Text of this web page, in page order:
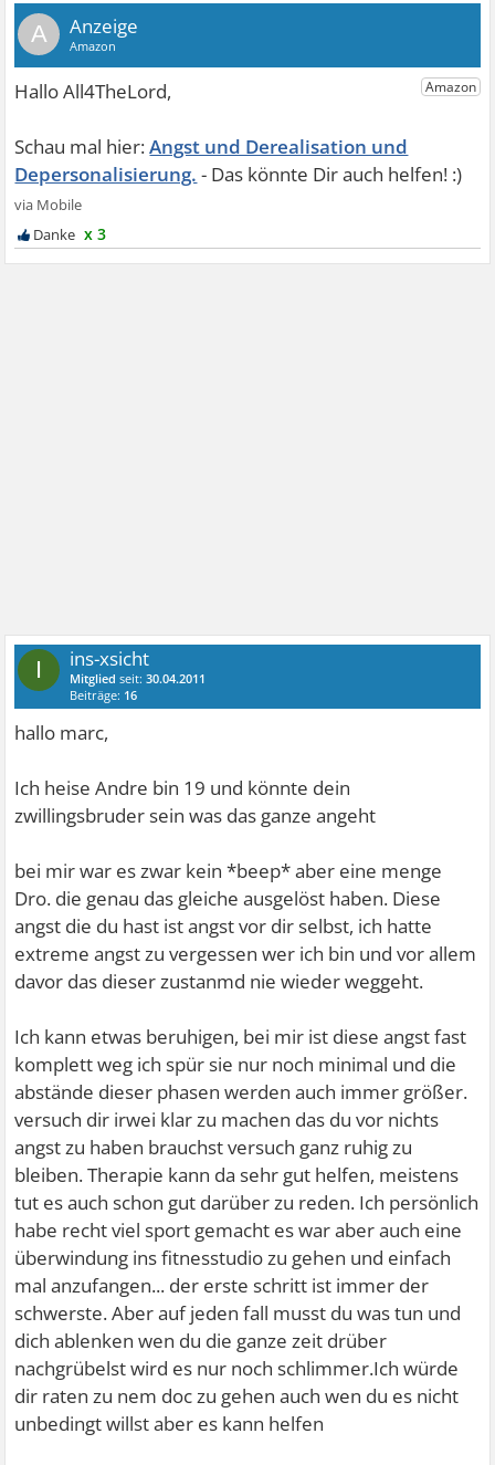
A
Angst und Derealisation und
Depersonalisierung.
x 3
I ins-xsicht
Mitglied seit:30.04.2011
Beiträge: 16
hallo marc,
Ich heise Andre bin 19 und könnte dein
zwillingsbruder sein was das ganze angeht
bei mir war es zwar kein *beep* aber eine menge
Dro. die genau das gleiche ausgelöst haben. Diese
angst die du hast ist angst vor dir selbst, ich hatte
extreme angst zu vergessen wer ich bin und vor allem
davor das dieser zustanmd nie wieder weggeht.
Ich kann etwas beruhigen, bei mir ist diese angst fast
komplett weg ich spür sie nur noch minimal und die
abstände dieser phasen werden auch immer größer.
versuch dir irwei klar zu machen das du vor nichts
angst zu haben brauchst versuch ganz ruhig zu
bleiben. Therapie kann da sehr gut helfen, meistens
tut es auch schon gut darüber zu reden. Ich persönlich
habe recht viel sport gemacht es war aber auch eine
überwindung ins fitnesstudio zu gehen und einfach
mal anzufangen... der erste schritt ist immer der
schwerste. Aber auf jeden fall musst du was tun und
dich ablenken wen du die ganze zeit drüber
nachgrübelst wird es nur noch schlimmer.Ich würde
dir raten zu nem doc zu gehen auch wen du es nicht
unbedingt willst aber es kann helfen